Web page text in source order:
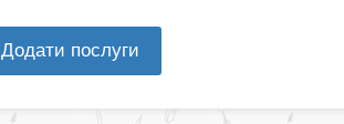
Додати послуги